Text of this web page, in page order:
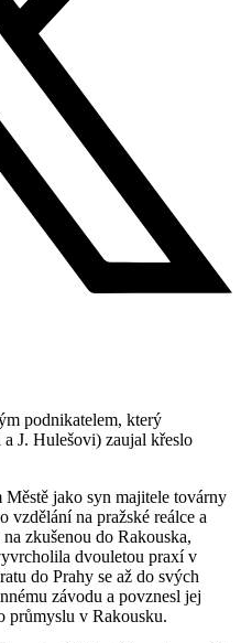
podnikatelem, který
J. Hulešovi) zaujal křeslo
jako syn majitele továrny
vzdělání na pražské reálce a
zkušenou do Rakouska,
dvouletou praxí v
do Prahy se až do svých
závodu a povznesl jej
průmyslu v Rakousku.